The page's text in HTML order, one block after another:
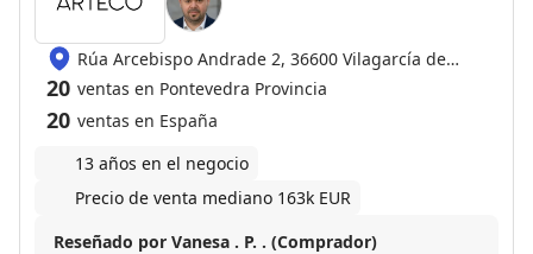
Rúa Arcebispo Andrade 2, 36600 Vilagarcía de
Arousa
20 ventas en Pontevedra Provincia
20 ventas en España
13 años en el negocio
Precio de venta mediano 163k EUR
Reseñado por Vanesa . P. . (Comprador)